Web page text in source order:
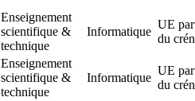
Enseignement
scientifique &
technique
Informatique
UE
du
Enseignement
scientifique &
technique
Informatique
UE
du